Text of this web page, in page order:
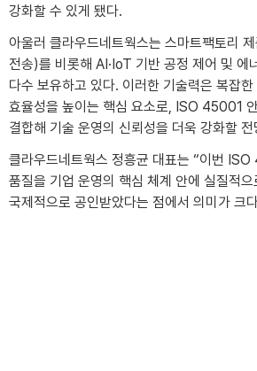
강화할 수 있게 됐다.
아울러 클라우드네트웍스는 스마트팩토리
전송)를 비롯해 AI·IoT 기반 공정 제어 및 에
다수 보유하고 있다. 이러한 기술력은 복잡
효율성을 높이는 핵심 요소로, ISO 45001
결합해 기술 운영의 신뢰성을 더욱 강화할 전
클라우드네트웍스 정흥균 대표는 “이번
품질을 기업 운영의 핵심 체계 안에 실질적
국제적으로 공인받았다는 점에서 의미가 크